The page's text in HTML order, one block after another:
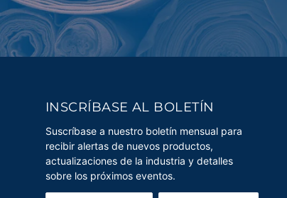
INSCRÍBASE AL BOLETÍN
Suscríbase a nuestro boletín mensual para
recibir alertas de nuevos productos,
actualizaciones de la industria y detalles
sobre los próximos eventos.